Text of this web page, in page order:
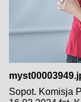
Sopot. Komisja